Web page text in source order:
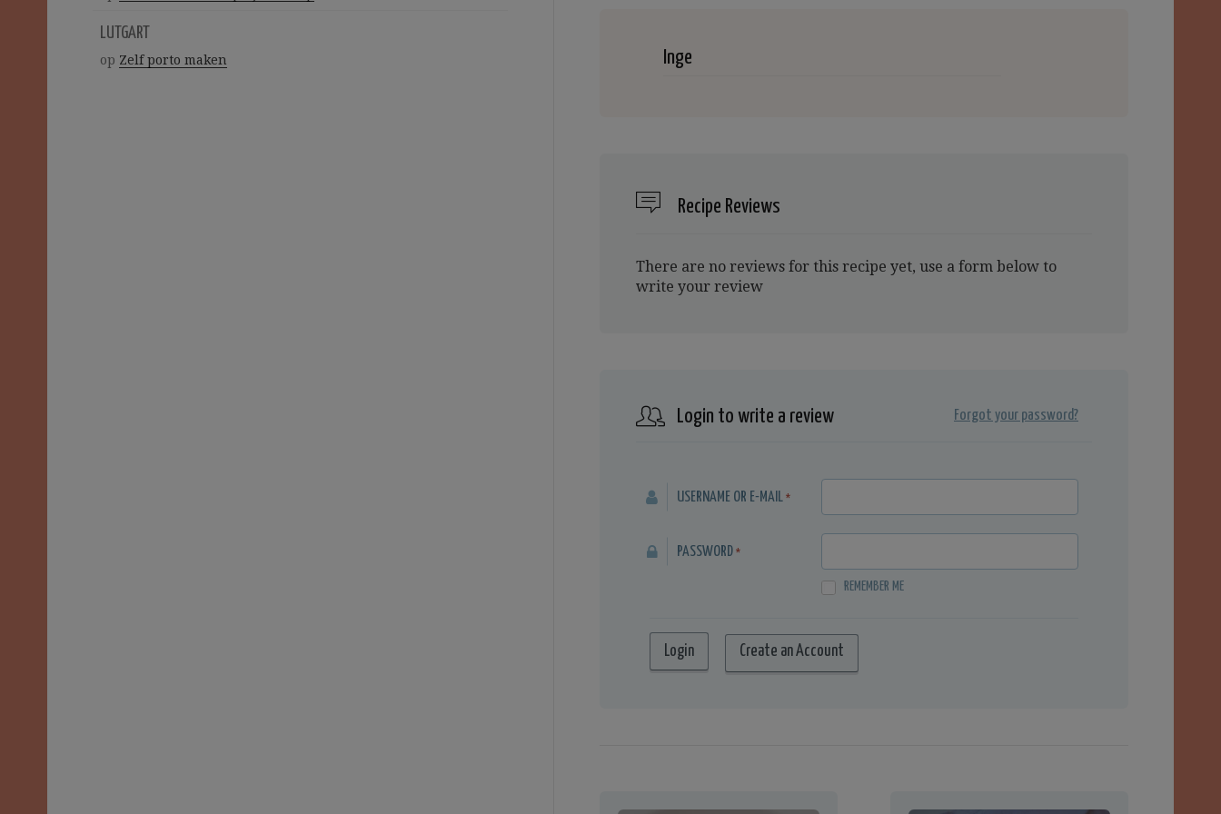
LUTGART
op Zelf porto maken Inge
Recipe Reviews
There are no reviews for this recipe yet, use a form below to
write your review
Login to write a review Forgot your password?
USERNAME OR E-MAIL *
PASSWORD *
REMEMBER ME
Create an Account